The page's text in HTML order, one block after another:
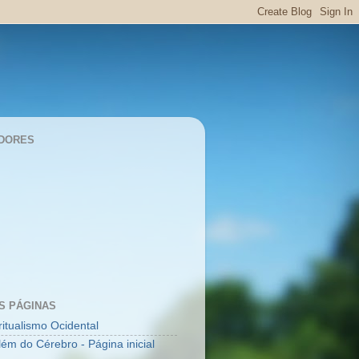
PÁGINAS
Ocidental
do Cérebro - Página inicial